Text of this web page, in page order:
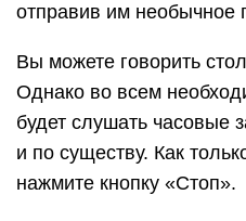
отправив им необычное
Вы можете говорить
Однако во всем
будет слушать часовые
и по существу. Как
нажмите кнопку «Стоп».